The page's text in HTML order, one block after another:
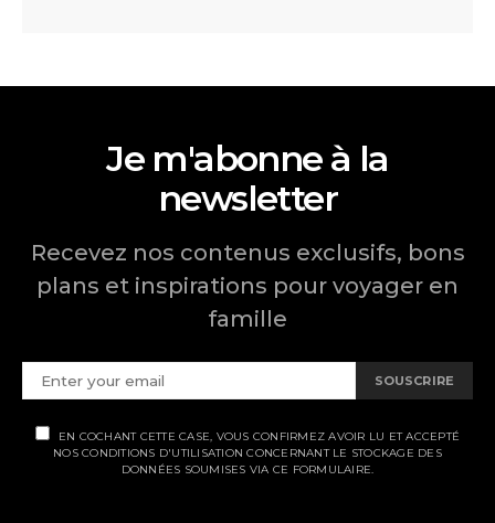
Je m'abonne à la
newsletter
Recevez nos contenus exclusifs, bons
plans et inspirations pour voyager en
famille
SOUSCRIRE
EN COCHANT CETTE CASE, VOUS CONFIRMEZ AVOIR LU ET ACCEPTÉ
NOS CONDITIONS D'UTILISATION CONCERNANT LE STOCKAGE DES
DONNÉES SOUMISES VIA CE FORMULAIRE.